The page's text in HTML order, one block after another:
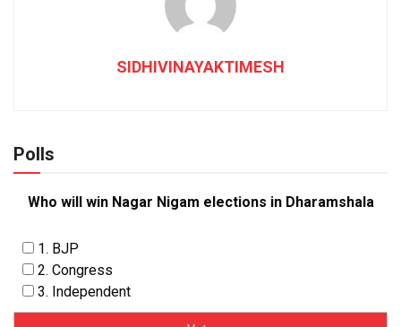
SIDHIVINAYAKTIMESH
Polls
Who will win Nagar Nigam elections in Dharamshala
1. BJP
2. Congress
3. Independent